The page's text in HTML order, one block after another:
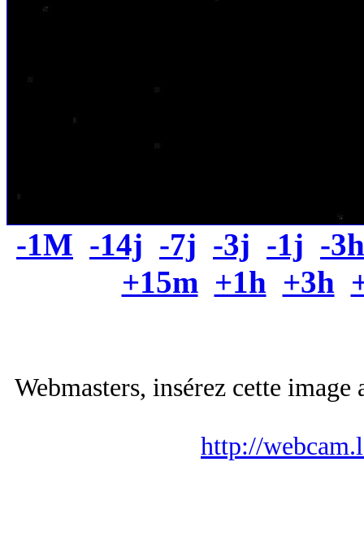
-1M -14j -7j -3j -1j -3h
+15m +1h +3h
Webmasters, insérez cette
http://